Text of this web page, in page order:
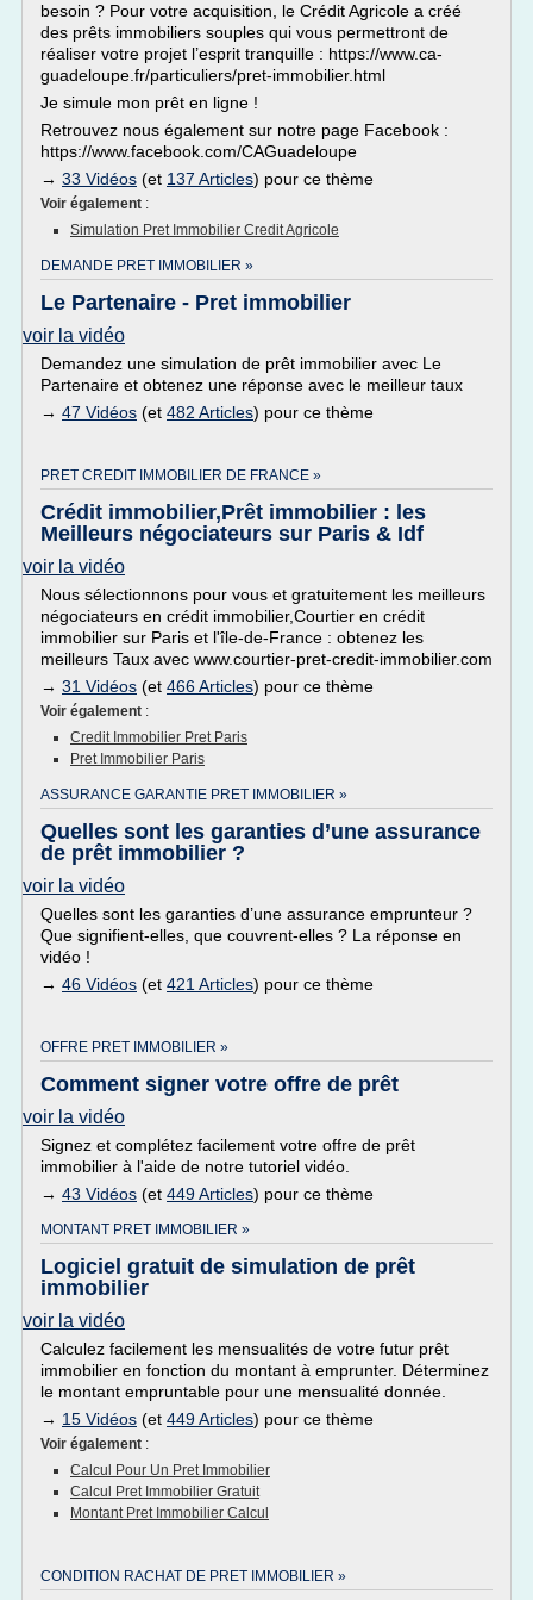
besoin ? Pour votre acquisition, le Crédit Agricole a créé
des prêts immobiliers souples qui vous permettront de
réaliser votre projet l’esprit tranquille : https://www.ca-
guadeloupe.fr/particuliers/pret-immobilier.html
Je simule mon prêt en ligne !
Retrouvez nous également sur notre page Facebook :
https://www.facebook.com/CAGuadeloupe
→ 33 Vidéos (et 137 Articles) pour ce thème
Voir également :
Simulation Pret Immobilier Credit Agricole
DEMANDE PRET IMMOBILIER »
Le Partenaire - Pret immobilier
voir la vidéo
Demandez une simulation de prêt immobilier avec Le
Partenaire et obtenez une réponse avec le meilleur taux
→ 47 Vidéos (et 482 Articles) pour ce thème
PRET CREDIT IMMOBILIER DE FRANCE »
Crédit immobilier,Prêt immobilier : les
Meilleurs négociateurs sur Paris & Idf
voir la vidéo
Nous sélectionnons pour vous et gratuitement les meilleurs
négociateurs en crédit immobilier,Courtier en crédit
immobilier sur Paris et l'île-de-France : obtenez les
meilleurs Taux avec www.courtier-pret-credit-immobilier.com
→ 31 Vidéos (et 466 Articles) pour ce thème
Voir également :
Credit Immobilier Pret Paris
Pret Immobilier Paris
ASSURANCE GARANTIE PRET IMMOBILIER »
Quelles sont les garanties d’une assurance
de prêt immobilier ?
voir la vidéo
Quelles sont les garanties d’une assurance emprunteur ?
Que signifient-elles, que couvrent-elles ? La réponse en
vidéo !
→ 46 Vidéos (et 421 Articles) pour ce thème
OFFRE PRET IMMOBILIER »
Comment signer votre offre de prêt
voir la vidéo
Signez et complétez facilement votre offre de prêt
immobilier à l'aide de notre tutoriel vidéo.
→ 43 Vidéos (et 449 Articles) pour ce thème
MONTANT PRET IMMOBILIER »
Logiciel gratuit de simulation de prêt
immobilier
voir la vidéo
Calculez facilement les mensualités de votre futur prêt
immobilier en fonction du montant à emprunter. Déterminez
le montant empruntable pour une mensualité donnée.
→ 15 Vidéos (et 449 Articles) pour ce thème
Voir également :
Calcul Pour Un Pret Immobilier
Calcul Pret Immobilier Gratuit
Montant Pret Immobilier Calcul
CONDITION RACHAT DE PRET IMMOBILIER »